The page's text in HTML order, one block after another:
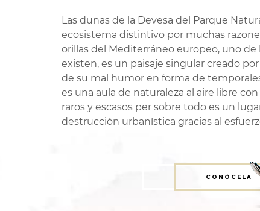
Las dunas de la Devesa del Parque
ecosistema distintivo por muchas
orillas del Mediterráneo europeo, uno
existen, es un paisaje singular creado
de su mal humor en forma de
es una aula de naturaleza al aire libre
raros y escasos per sobre todo es un
destrucción urbanística gracias al
CONÓCELA